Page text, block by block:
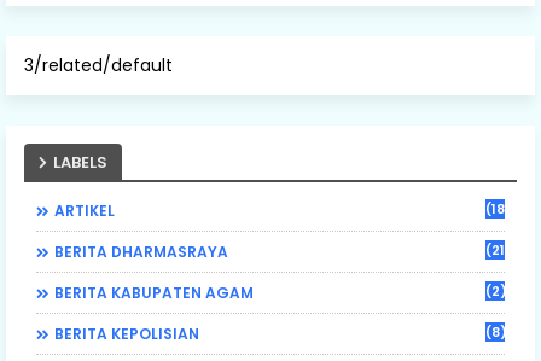
3/related/default
LABELS
ARTIKEL (184)
BERITA DHARMASRAYA (21)
BERITA KABUPATEN AGAM (2)
BERITA KEPOLISIAN (8)